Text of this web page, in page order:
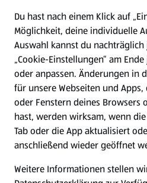
Presse
Hilfe & Kontakt
(öffnet in einem neuen Tab)
Unternehmen
Folge uns hier:
Du hast nach einem Klick auf
Möglichkeit, deine individuelle
Auswahl kannst du
„Cookie-Einstellungen“ am
oder anpassen. Änderungen in
für unsere Webseiten und
oder Fenstern deines Browsers
hast, werden wirksam, wenn
Tab oder die App aktualisiert
anschließend wieder geöffnet
Weitere Informationen stellen